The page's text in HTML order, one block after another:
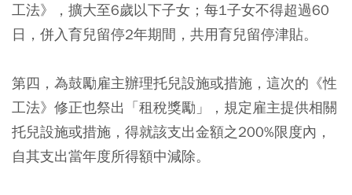
工法》，擴大至6歲以下子女；每1子女不得超過60
日，併入育兒留停2年期間，共用育兒留停津貼。
第四，為鼓勵雇主辦理托兒設施或措施，這次的《性
工法》修正也祭出「租稅獎勵」，規定雇主提供相關
托兒設施或措施，得就該支出金額之200%限度內，
自其支出當年度所得額中減除。